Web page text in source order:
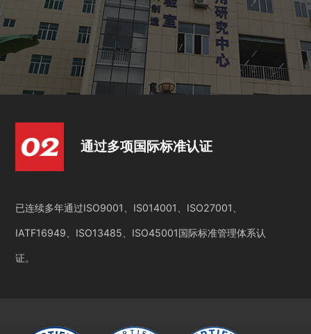
通过多项国际标准认证
已连续多年通过ISO9001、IS014001、ISO27001、
IATF16949、ISO13485、ISO45001国际标准管理体系认
证。